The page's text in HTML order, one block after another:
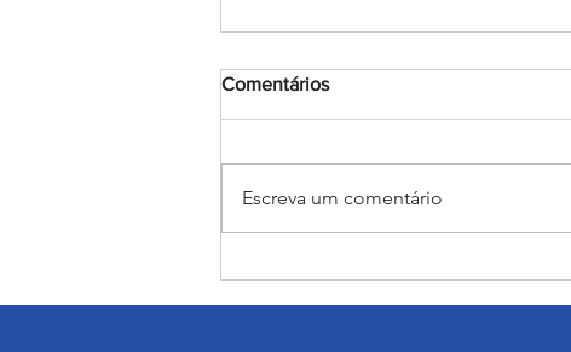
Comentários
Escreva um comentário